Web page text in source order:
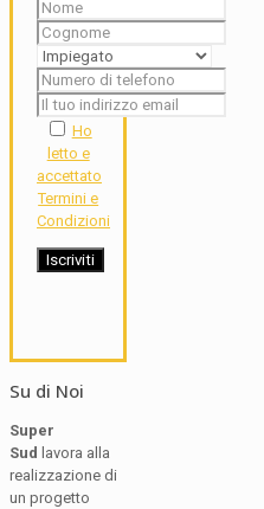
Ho
letto e
accettato
Termini e
Condizioni
Su di Noi
Super
Sud lavora alla
realizzazione di
un progetto